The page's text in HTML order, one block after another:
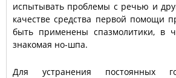
испытывать проблемы с речью и
качестве средства первой помощи
быть применены спазмолитики, в
знакомая но-шпа.
Для устранения постоянных